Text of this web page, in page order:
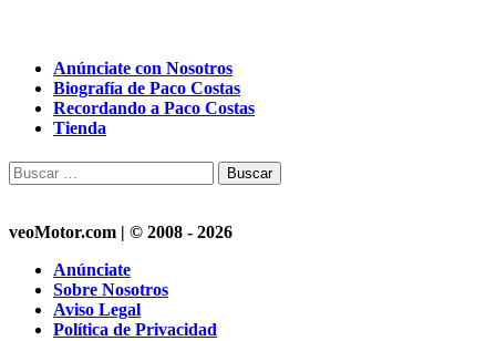
Anúnciate con Nosotros
Biografía de Paco Costas
Recordando a Paco Costas
Tienda
Buscar:
veoMotor.com | © 2008 - 2026
Anúnciate
Sobre Nosotros
Aviso Legal
Política de Privacidad